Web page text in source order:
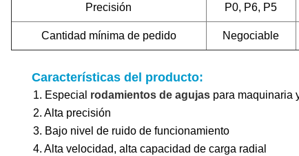
Precisión P0, P6, P5
Cantidad mínima de pedido Negociable
Características del producto:
1. Especial rodamientos de agujas para maquinaria
2. Alta precisión
3. Bajo nivel de ruido de funcionamiento
4. Alta velocidad, alta capacidad de carga radial